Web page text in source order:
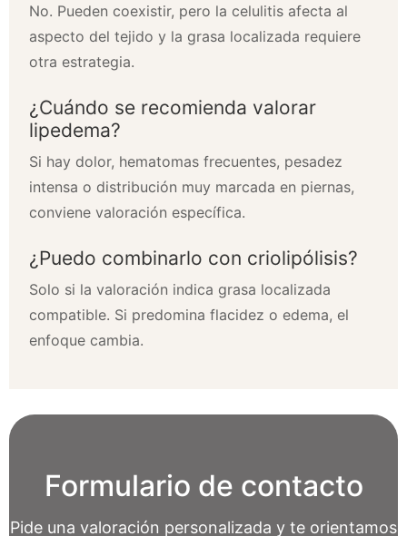
No. Pueden coexistir, pero la celulitis afecta al
aspecto del tejido y la grasa localizada requiere
otra estrategia.
¿Cuándo se recomienda valorar
lipedema?
Si hay dolor, hematomas frecuentes, pesadez
intensa o distribución muy marcada en piernas,
conviene valoración específica.
¿Puedo combinarlo con criolipólisis?
Solo si la valoración indica grasa localizada
compatible. Si predomina flacidez o edema, el
enfoque cambia.
Formulario de contacto
Pide una valoración personalizada y te orientamos